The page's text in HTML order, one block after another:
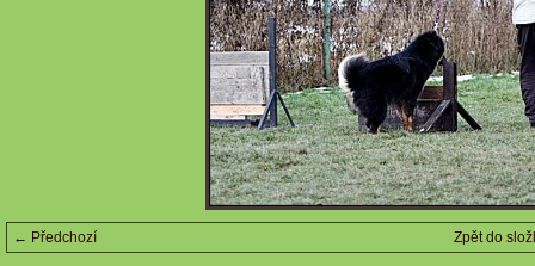
← Předchozí Zpět do